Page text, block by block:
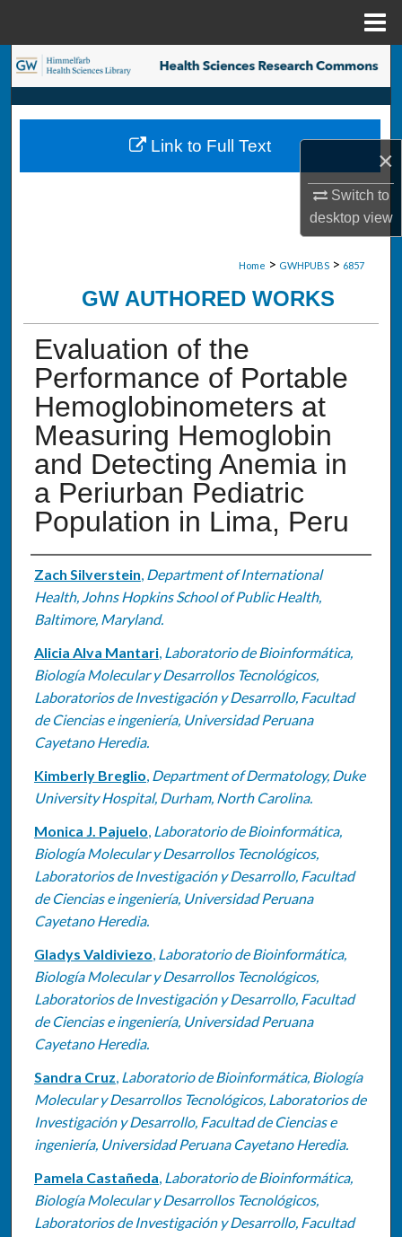
×
Switch to
desktopview
Search
Browse Collections
My Account
Home > GWHPUBS > 6857
GW AUTHORED WORKS
Evaluation of the
Performance of Portable
Hemoglobinometers at
Measuring Hemoglobin
and Detecting Anemia in
a Periurban Pediatric
Population in Lima, Peru
Authors
Zach Silverstein, Department of International
Health, Johns Hopkins School of Public Health,
Baltimore, Maryland.
Alicia Alva Mantari, Laboratorio de Bioinformática,
Biología Molecular y Desarrollos Tecnológicos,
Laboratorios de Investigación y Desarrollo, Facultad
de Ciencias e ingeniería, Universidad Peruana
Cayetano Heredia.
Kimberly Breglio, Department of Dermatology, Duke
University Hospital, Durham, North Carolina.
Monica J. Pajuelo, Laboratorio de Bioinformática,
Biología Molecular y Desarrollos Tecnológicos,
Laboratorios de Investigación y Desarrollo, Facultad
de Ciencias e ingeniería, Universidad Peruana
Cayetano Heredia.
Gladys Valdiviezo, Laboratorio de Bioinformática,
Biología Molecular y Desarrollos Tecnológicos,
Laboratorios de Investigación y Desarrollo, Facultad
de Ciencias e ingeniería, Universidad Peruana
Cayetano Heredia.
Sandra Cruz, Laboratorio de Bioinformática, Biología
Molecular y Desarrollos Tecnológicos, Laboratorios de
Investigación y Desarrollo, Facultad de Ciencias e
ingeniería, Universidad Peruana Cayetano Heredia.
Pamela Castañeda, Laboratorio de Bioinformática,
Biología Molecular y Desarrollos Tecnológicos,
Laboratorios de Investigación y Desarrollo, Facultad
Link to Full Text